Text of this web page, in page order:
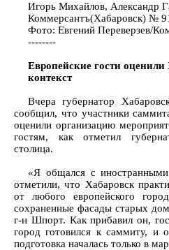
Игорь Михайлов, Александр
Коммерсантъ(Хабаровск) №
Фото: Евгений Переверзев/
--------
Европейские гости оценили
контекст
Вчера губернатор
сообщил, что участники
оценили организацию
гостям, как отметил
столица.
«Я общался с иностранными
отметили, что Хабаровск
от любого европейского
сохраненные фасады старых
г-н Шпорт. Как прибавил он,
город готовился к саммиту, и
подготовка началась только в